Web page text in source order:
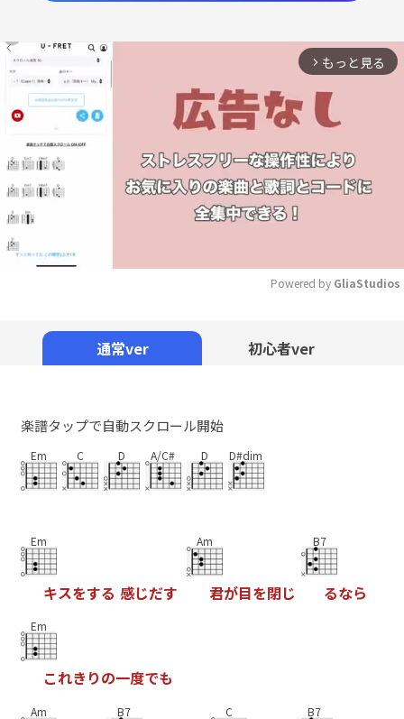
arrow_forward_ios もっと見る
Powered by GliaStudios
通常ver 初心者ver
楽譜タップで自動スクロール開始
Em C D A/C# D D#dim
Em
キスをする 感じだす
Am
君が目を閉じ
B7
るなら
Em
これき りの一度でも
Am B7 C B7